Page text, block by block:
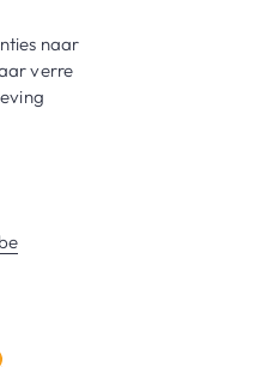
naar
verre